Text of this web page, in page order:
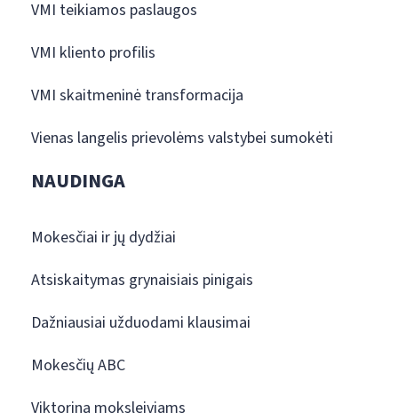
VMI teikiamos paslaugos
VMI kliento profilis
VMI skaitmeninė transformacija
Vienas langelis prievolėms valstybei sumokėti
NAUDINGA
Mokesčiai ir jų dydžiai
Atsiskaitymas grynaisiais pinigais
Dažniausiai užduodami klausimai
Mokesčių ABC
Viktorina moksleiviams